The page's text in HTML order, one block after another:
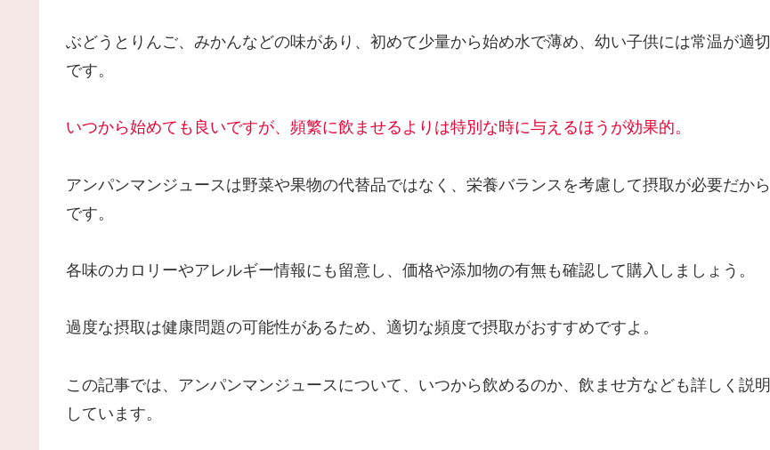
ぶどうとりんご、みかんなどの味があり、初めて少量から始め水で薄め、幼い子供には常温が適切
です。
いつから始めても良いですが、頻繁に飲ませるよりは特別な時に与えるほうが効果的。
アンパンマンジュースは野菜や果物の代替品ではなく、栄養バランスを考慮して摂取が必要だから
です。
各味のカロリーやアレルギー情報にも留意し、価格や添加物の有無も確認して購入しましょう。
過度な摂取は健康問題の可能性があるため、適切な頻度で摂取がおすすめですよ。
この記事では、アンパンマンジュースについて、いつから飲めるのか、飲ませ方なども詳しく説明
しています。